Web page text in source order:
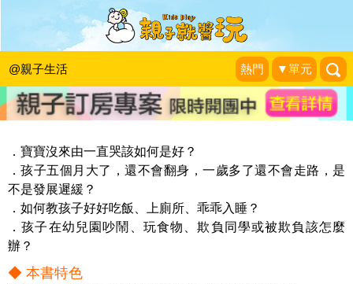
@親子生活 熱門 ▼單元
《從心學教養》留言贈書活動
KidsPlay活動企劃
．寶寶沒來由一直哭該如何是好？
．孩子五個月大了，還不會翻身，一歲多了還不會走路，是
不是發展遲緩？
．如何教孩子好好吃飯、上廁所、乖乖入睡？
．孩子在幼兒園吵鬧、玩食物、欺負同學或被欺負該怎麼
辦？
◆ 本書特色